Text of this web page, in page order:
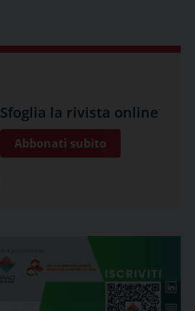
Sfoglia la rivista online
Abbonati subito